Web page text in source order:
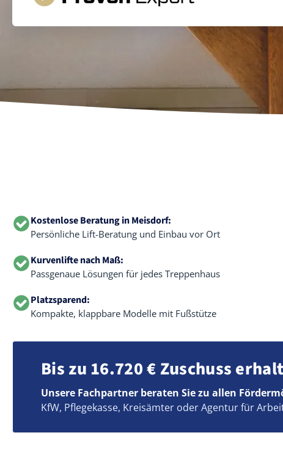
Kostenlose Beratung in Meisdorf:
Persönliche Lift-Beratung und Einbau vor Ort
Kurvenlifte nach Maß:
Passgenaue Lösungen für jedes Treppenhaus
Platzsparend:
Kompakte, klappbare Modelle mit Fußstütze
Bis zu 16.720 € Zuschuss
Unsere Fachpartner beraten Sie zu allen
KfW, Pflegekasse, Kreisämter oder Agentur für